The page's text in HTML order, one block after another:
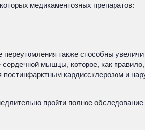
медикаментозных препаратов:
также способны
мышцы, которое, как
кардиосклерозом и
пройти полное